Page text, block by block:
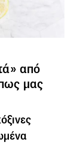
από
μας